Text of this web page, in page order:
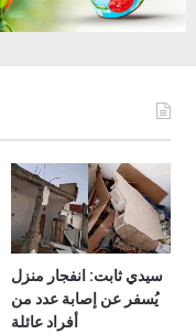
سيدي ثابت: انفجار منزل
يُسفر عن إصابة عدد من
أفراد عائلة